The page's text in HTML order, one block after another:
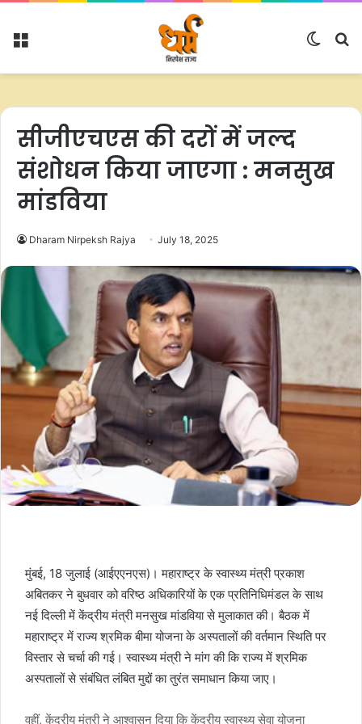
Menu
Switch
सीजीएचएस की दरों में जल्‍द
संशोधन किया जाएगा : मनसुख
मांडविया
Dharam Nirpeksh Rajya July 18, 2025
मुंबई, 18 जुलाई (आईएएनएस)। महाराष्ट्र के स्वास्थ्य मंत्री प्रकाश
अबितकर ने बुधवार को वरिष्ठ अधिकारियों के एक प्रतिनिधिमंडल के साथ
नई दिल्ली में केंद्रीय मंत्री मनसुख मांडविया से मुलाकात की। बैठक में
महाराष्ट्र में राज्य श्रमिक बीमा योजना के अस्पतालों की वर्तमान स्थिति पर
विस्तार से चर्चा की गई। स्वास्थ्य मंत्री ने मांग की कि राज्य में श्रमिक
अस्पतालों से संबंधित लंबित मुद्दों का तुरंत समाधान किया जाए।
वहीं, केंद्रीय मंत्री ने आश्वासन दिया कि केंद्रीय स्वास्थ्य सेवा योजना